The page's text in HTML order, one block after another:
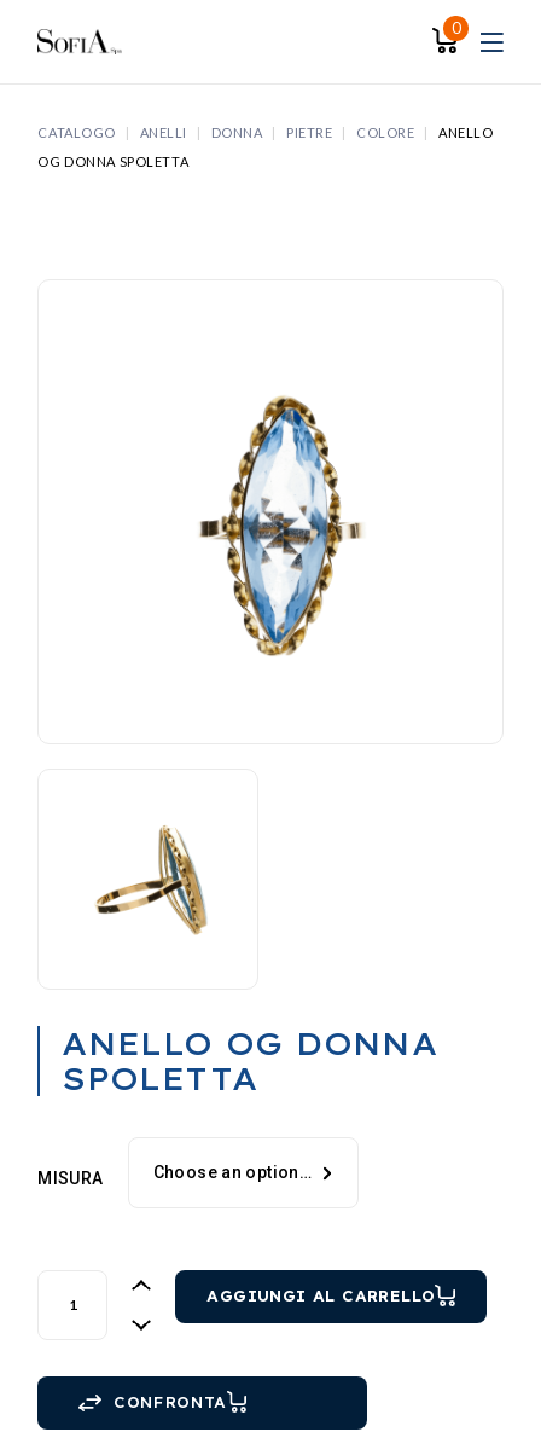
0
CATALOGO ANELLI DONNA PIETRE COLORE
ANELLO
OG DONNA SPOLETTA
ANELLO OG DONNA
SPOLETTA
MISURA Choose an option…
ANELLO OG DONNA SPOLETTA quantity
AGGIUNGI AL CARRELLO
CONFRONTA